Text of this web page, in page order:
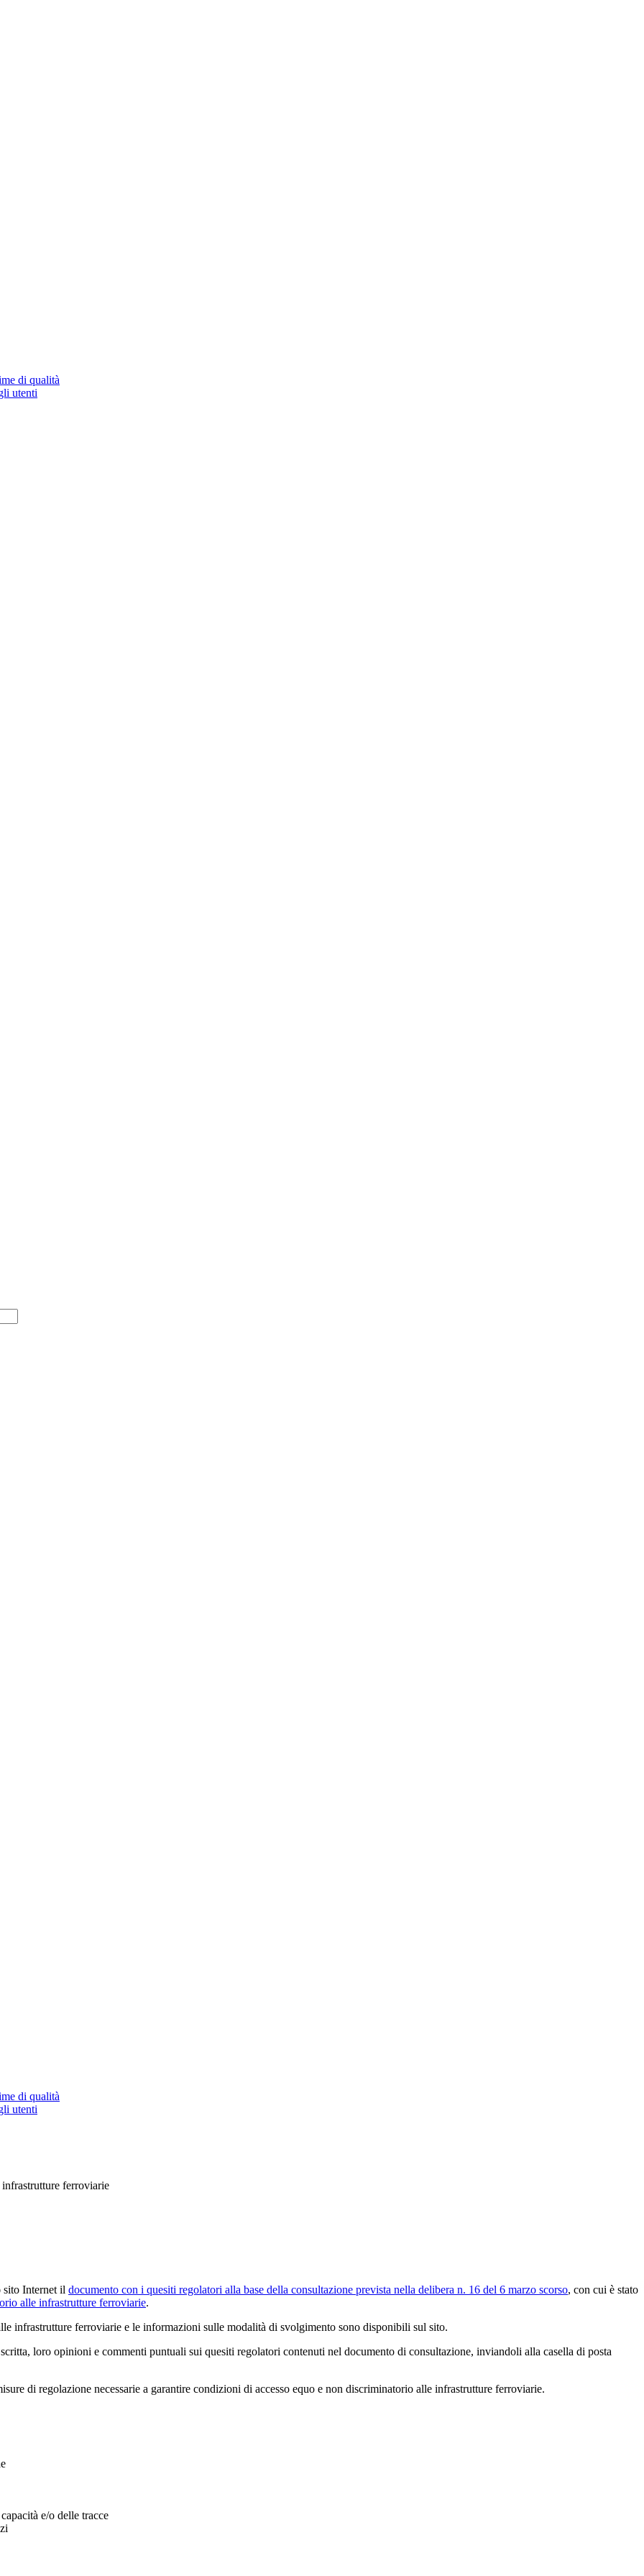
di qualità
utenti
di qualità
utenti
infrastrutture ferroviarie
sito Internet il documento con i quesiti regolatori alla base della consultazione prevista nella delibera n. 16 del 6 marzo scorso, con cui è stato
alle infrastrutture ferroviarie.
infrastrutture ferroviarie e le informazioni sulle modalità di svolgimento sono disponibili sul sito.
loro opinioni e commenti puntuali sui quesiti regolatori contenuti nel documento di consultazione, inviandoli alla casella di posta
di regolazione necessarie a garantire condizioni di accesso equo e non discriminatorio alle infrastrutture ferroviarie.
e/o delle tracce